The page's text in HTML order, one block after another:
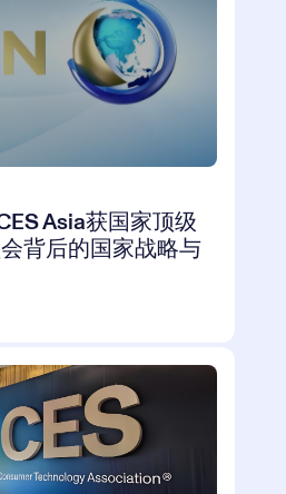
Asia获国家顶级
背后的国家战略与